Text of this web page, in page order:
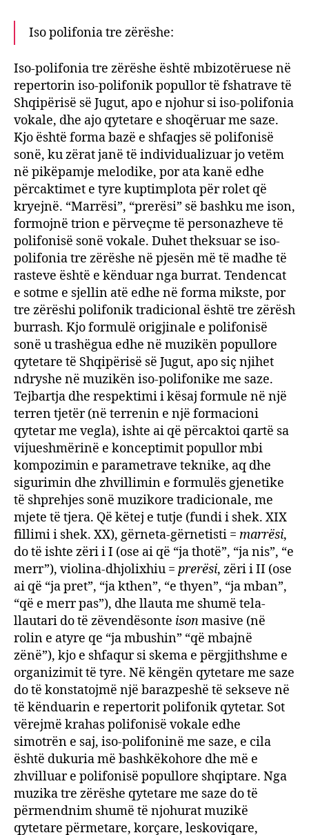
Iso polifonia tre zërëshe:
Iso-polifonia tre zërëshe është mbizotëruese në
repertorin iso-polifonik popullor të fshatrave të
Shqipërisë së Jugut, apo e njohur si iso-polifonia
vokale, dhe ajo qytetare e shoqëruar me saze.
Kjo është forma bazë e shfaqjes së polifonisë
sonë, ku zërat janë të individualizuar jo vetëm
në pikëpamje melodike, por ata kanë edhe
përcaktimet e tyre kuptimplota për rolet që
kryejnë. “Marrësi”, “prerësi” së bashku me ison,
formojnë trion e përveçme të personazheve të
polifonisë sonë vokale. Duhet theksuar se iso-
polifonia tre zërëshe në pjesën më të madhe të
rasteve është e kënduar nga burrat. Tendencat
e sotme e sjellin atë edhe në forma mikste, por
tre zërëshi polifonik tradicional është tre zërësh
burrash. Kjo formulë origjinale e polifonisë
sonë u trashëgua edhe në muzikën popullore
qytetare të Shqipërisë së Jugut, apo siç njihet
ndryshe në muzikën iso-polifonike me saze.
Tejbartja dhe respektimi i kësaj formule në një
terren tjetër (në terrenin e një formacioni
qytetar me vegla), ishte ai që përcaktoi qartë sa
vijueshmërinë e konceptimit popullor mbi
kompozimin e parametrave teknike, aq dhe
sigurimin dhe zhvillimin e formulës gjenetike
të shprehjes sonë muzikore tradicionale, me
mjete të tjera. Që këtej e tutje (fundi i shek. XIX
fillimi i shek. XX), gërneta-gërnetisti = marrësi,
do të ishte zëri i I (ose ai që “ja thotë”, “ja nis”, “e
merr”), violina-dhjolixhiu = prerësi, zëri i II (ose
ai që “ja pret”, “ja kthen”, “e thyen”, “ja mban”,
“që e merr pas”), dhe llauta me shumë tela-
llautari do të zëvendësonte isonmasive (në
rolin e atyre qe “ja mbushin” “që mbajnë
zënë”), kjo e shfaqur si skema e përgjithshme e
organizimit të tyre. Në këngën qytetare me saze
do të konstatojmë një barazpeshë të sekseve në
të kënduarin e repertorit polifonik qytetar. Sot
vërejmë krahas polifonisë vokale edhe
simotrën e saj, iso-polifoninë me saze, e cila
është dukuria më bashkëkohore dhe më e
zhvilluar e polifonisë popullore shqiptare. Nga
muzika tre zërëshe qytetare me saze do të
përmendnim shumë të njohurat muzikë
qytetare përmetare, korçare, leskoviqare,